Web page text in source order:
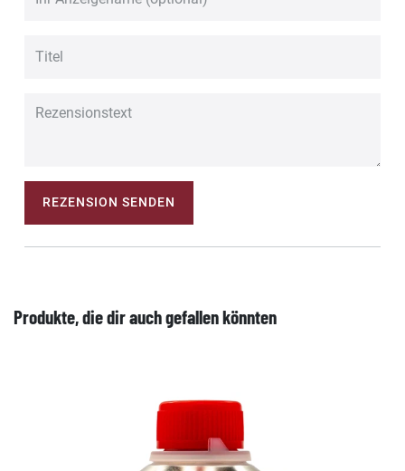
REZENSION SENDEN
Produkte, die dir auch gefallen könnten